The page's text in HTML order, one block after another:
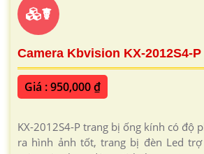
☤
Camera Kbvision KX-2012S4-P
Giá : 950,000 ₫
KX-2012S4-P trang bị ống kính có độ
ra hình ảnh tốt, trang bị đèn Led